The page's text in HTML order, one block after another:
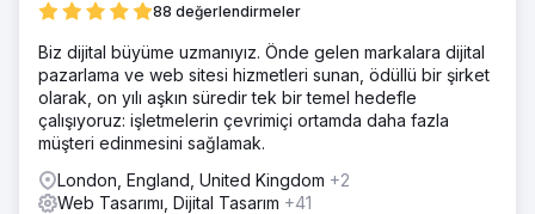
88 değerlendirmeler
Biz dijital büyüme uzmanıyız. Önde gelen markalara dijital
pazarlama ve web sitesi hizmetleri sunan, ödüllü bir şirket
olarak, on yılı aşkın süredir tek bir temel hedefle
çalışıyoruz: işletmelerin çevrimiçi ortamda daha fazla
müşteri edinmesini sağlamak.
London, England, United Kingdom +2
Web Tasarımı, Dijital Tasarım +41